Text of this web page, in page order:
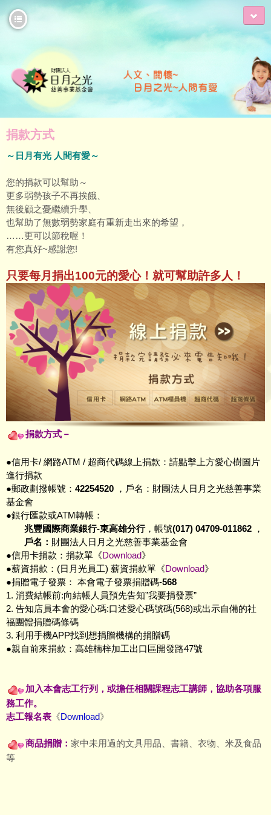
捐款方式
～日月有光 人間有愛～
您的捐款可以幫助～
更多弱勢孩子不再挨餓、
無後顧之憂繼續升學、
也幫助了無數弱勢家庭有重新走出來的希望，
……更可以節稅喔！
有您真好~感謝您!
只要每月捐出100元的愛心！ 就可幫助許多人！
捐款方式－
●信用卡/ 網路ATM / 超商代碼線上捐款：請點擊上方愛心樹圖片
進行捐款
●郵政劃撥帳號： 42254520 ，戶名：財團法人日月之光慈善事業
基金會
●銀行匯款或ATM轉帳：
兆豐國際商業銀行-東高雄分行，帳號(017) 04709-011862
，
戶名： 財團法人日月之光慈善事業基金會
●信用卡捐款：捐款單《Download》
●薪資捐款：(日月光員工) 薪資捐款單《Download》
●捐贈電子發票： 本會電子發票捐贈碼-568
1. 消費結帳前:向結帳人員預先告知”我要捐發票”
2. 告知店員本會的愛心碼:口述愛心碼號碼(568)或出示自備的社
福團體捐贈碼條碼
3. 利用手機APP找到想捐贈機構的捐贈碼
●親自前來捐款：高雄楠梓加工出口區開發路47號
加入本會志工行列，或擔任相關課程志工講師，協助各項服
務工作。
志工報名表 《Download》
商品捐贈： 家中未用過的文具用品、書籍、衣物、米及食品
等